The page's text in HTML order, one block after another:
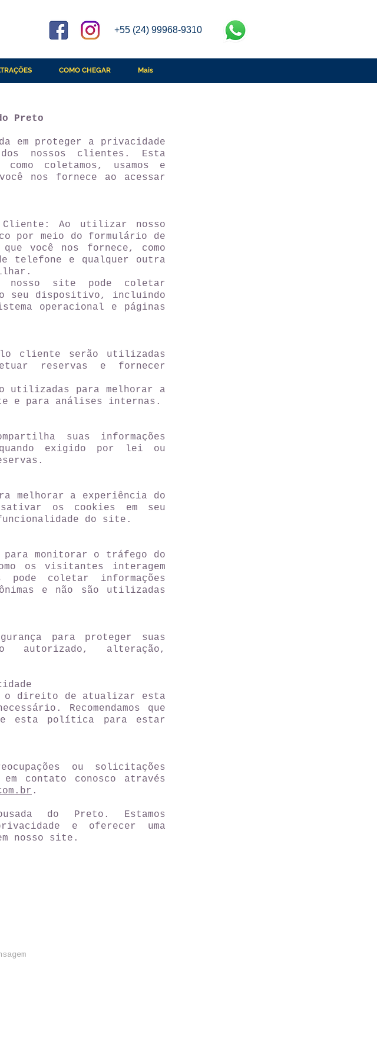
+55 (24) 99968-9310
COMO CHEGAR Mais
Preto
em proteger a privacidade
nossos clientes. Esta
coletamos, usamos e
nos fornece ao acessar
Cliente: Ao utilizar nosso
por meio do formulário de
você nos fornece, como
telefone e qualquer outra
nosso site pode coletar
o seu dispositivo, incluindo
operacional e páginas
cliente serão utilizadas
reservas e fornecer
utilizadas para melhorar a
e para análises internas.
suas informações
exigido por lei ou
melhorar a experiência do
os cookies em seu
do site.
monitorar o tráfego do
os visitantes interagem
coletar informações
e não são utilizadas
para proteger suas
autorizado, alteração,
o direito de atualizar esta
Recomendamos que
esta política para estar
ou solicitações
contato conosco através
.
do Preto. Estamos
e oferecer uma
nosso site.